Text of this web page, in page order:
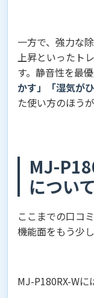
一方で、強力な
上昇といったト
す。静音性を最
かす」「湿気が
た使い方のほう
MJ-
について
ここまでの口コ
機能面をもう少
MJ-P180RX-Wに